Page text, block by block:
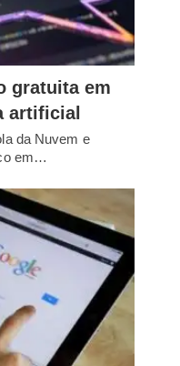
gratuita em
artificial
da Nuvem e
em…